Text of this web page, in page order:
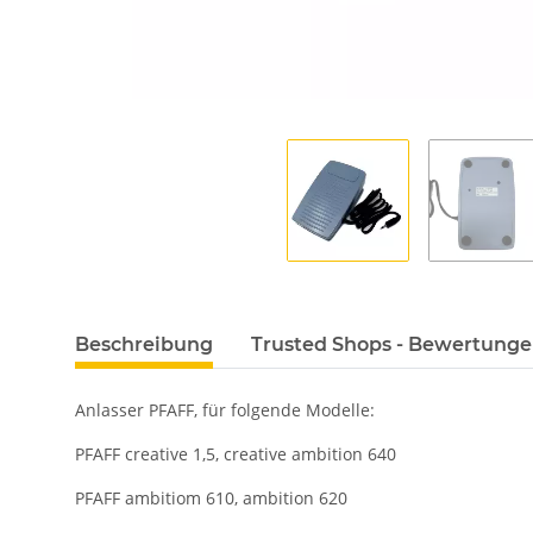
Beschreibung Trusted Shops -
Anlasser PFAFF, für folgende Modelle:
PFAFF creative 1,5, creative ambition 640
PFAFF ambitiom 610, ambition 620